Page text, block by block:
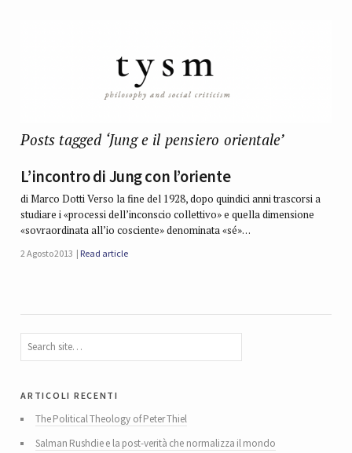
Posts tagged ‘Jung e il pensiero orientale’
L’incontro di Jung con l’oriente
di Marco Dotti Verso la fine del 1928, dopo quindici anni trascorsi a
studiare i «processi dell’inconscio collettivo» e quella dimensione
«sovraordinata all’io cosciente» denominata «sé»…
2 Agosto 2013 Read article
articoli recenti
The Political Theology of Peter Thiel
Salman Rushdie e la post-verità che normalizza il mondo